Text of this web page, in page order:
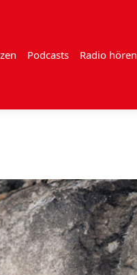
Podcasts Radio hören